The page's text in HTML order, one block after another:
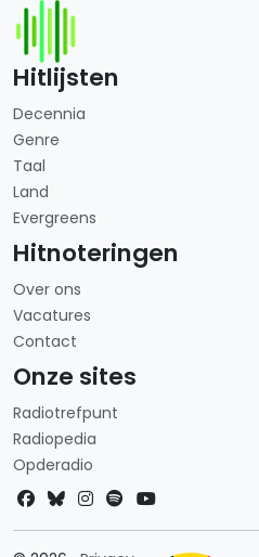
Hitlijsten
Decennia
Genre
Taal
Land
Evergreens
Hitnoteringen
Over ons
Vacatures
Contact
Onze sites
Radiotrefpunt
Radiopedia
Opderadio